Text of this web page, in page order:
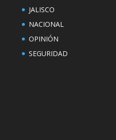
JALISCO
NACIONAL
OPINIÓN
SEGURIDAD